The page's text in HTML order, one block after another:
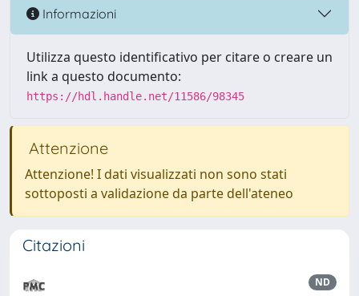
Informazioni
Utilizza questo identificativo per citare o creare un
link a questo documento:
https://hdl.handle.net/11586/98345
Attenzione
Attenzione! I dati visualizzati non sono stati
sottoposti a validazione da parte dell'ateneo
Citazioni
ND